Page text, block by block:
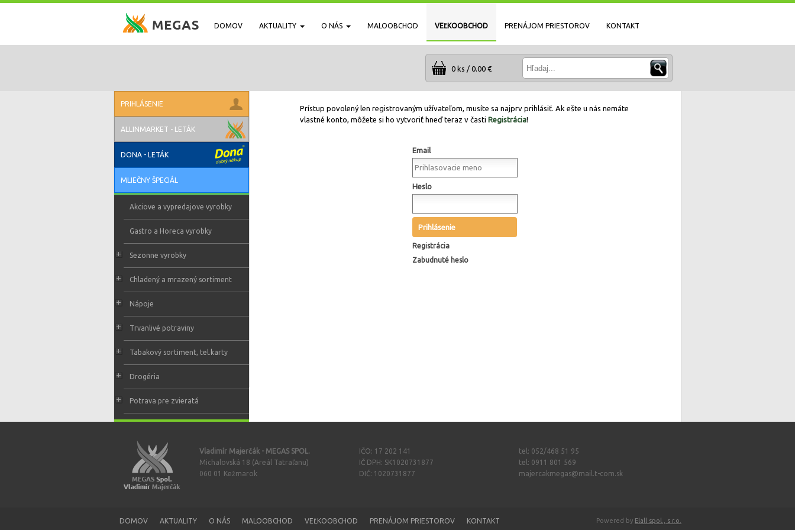
DOMOV AKTUALITY O NÁS MALOOBCHOD VEĽKOOBCHOD PRENÁJOM PRIESTOROV KONTAKT
0 ks / 0.00 €
PRIHLÁSENIE
ALLINMARKET - LETÁK
DONA - LETÁK
MLIEČNY ŠPECIÁL
Akciove a vypredajove vyrobky
Gastro a Horeca vyrobky
Sezonne vyrobky
Chladený a mrazený sortiment
Nápoje
Trvanlivé potraviny
Tabakový sortiment, tel.karty
Drogéria
Potrava pre zvieratá
Prístup povolený len registrovaným užívateľom, musíte sa najprv prihlásiť. Ak ešte u nás nemáte
vlastné konto, môžete si ho vytvoriť hneď teraz v časti Registrácia!
Email
Heslo
Prihlásenie
Registrácia
Zabudnuté heslo
Vladimír Majerčák - MEGAS SPOL.
Michalovská 18 (Areál Tatraľanu)
060 01 Kežmarok
IČO: 17 202 141
IČ DPH: SK1020731877
DIČ: 1020731877
tel: 052/468 51 95
tel: 0911 801 569
majercakmegas@mail.t-com.sk
DOMOV AKTUALITY O NÁS MALOOBCHOD VEĽKOOBCHOD PRENÁJOM PRIESTOROV KONTAKT Powered by Elall spol., s r.o.